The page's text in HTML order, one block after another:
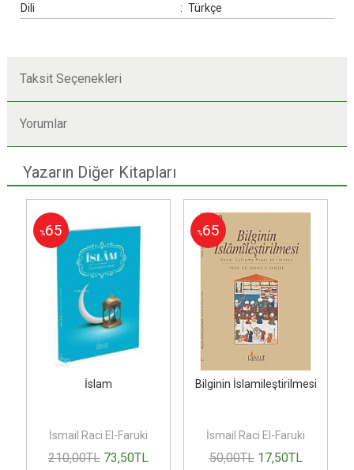
Dili : Türkçe
Taksit Seçenekleri
Yorumlar
Yazarın Diğer Kitapları
%65
İslam
İsmail Raci El-Faruki
210,00TL 73,50TL
%65
Bilginin İslamileştirilmesi
İsmail Raci El-Faruki
50,00TL 17,50TL